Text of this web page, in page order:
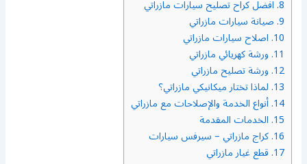
8. افضل كراح تصليح سيارات مازراتي
9. صيانة سيارات مازراتي
10. اصلاح سيارات مازراتي
11. ورشة كهريائي مازراتي
12. ورشة تصليح مازراتي
13. لماذا تختار ميكانيكي مازراتي؟
14. أنواع الخدمة والإصلاحات مع مازراتي
15. الخدمات المقدمة
16. كراج مازراتي – سيرفس سيارات
17. قطع غيار مازراتي